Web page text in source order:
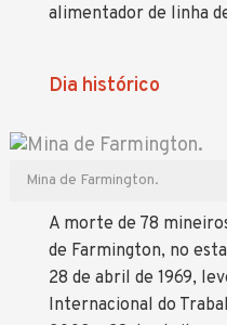
alimentador de linha
Dia histórico
Mina de Farmington.
A morte de 78
de Farmington, no
28 de abril de 1969,
Internacional do